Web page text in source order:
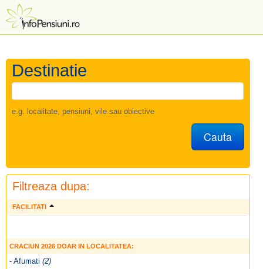
Destinatie
e.g. localitate, pensiuni, vile sau obiective
Cauta
Filtreaza dupa:
FACILITATI
CRACIUN 2026 DOAR IN LOCALITATEA:
- Afumati (2)